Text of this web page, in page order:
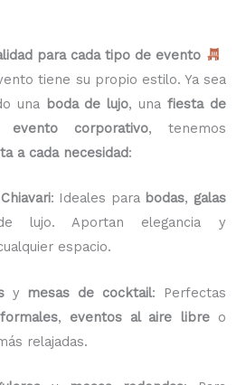
para cada tipo de evento
tiene su propio estilo. Ya sea
una boda de lujo, una fiesta de
evento corporativo, tenemos
a cada necesidad:
: Ideales para bodas, galas
lujo. Aportan elegancia y
espacio.
y mesas de cocktail: Perfectas
, eventos al aire libreo
relajadas.